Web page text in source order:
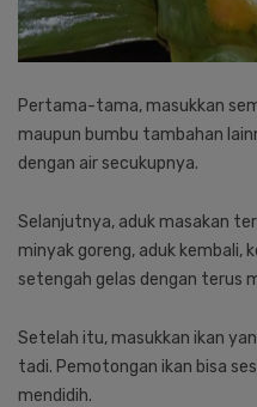
Pertama-tama, masukkan
maupun bumbu tambahan
dengan air secukupnya.
Selanjutnya, aduk masakan
minyak goreng, aduk kembali,
setengah gelas dengan terus
Setelah itu, masukkan ikan
tadi. Pemotongan ikan bisa
mendidih.